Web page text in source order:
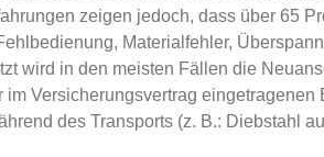
zeigen jedoch, dass über 65
Materialfehler,
wird in den meisten Fällen die
Versicherungsvertrag
des Transports (z. B.: Diebstahl